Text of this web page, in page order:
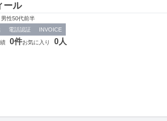
ール
男性50代前半
電話認証 INVOICE
0件お気に入り 0人